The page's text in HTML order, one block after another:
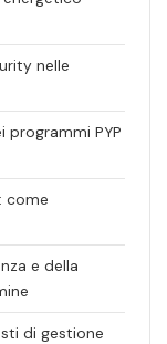
nelle
programmi PYP
come
e della
di gestione